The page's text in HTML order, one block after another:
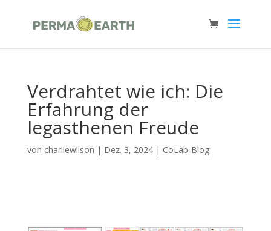
Verdrahtet wie ich: Die
Erfahrung der
legasthenen Freude
von charliewilson | Dez. 3, 2024| CoLab-Blog